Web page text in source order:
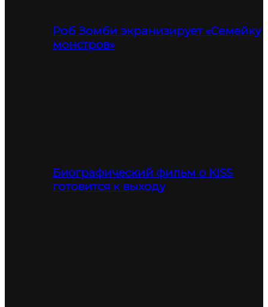
Роб Зомби экранизирует «Семейку
монстров»
Биографический фильм о KISS
готовится к выходу